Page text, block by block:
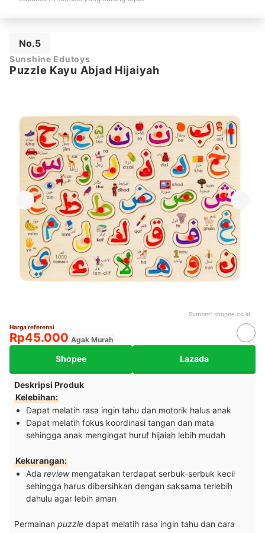
No.5
Sunshine Edutoys
Puzzle Kayu Abjad Hijaiyah
Sumber: shopee.co.id
Harga referensi
Rp45.000 Agak Murah
Shopee Lazada
Deskripsi Produk
Kelebihan:
Dapat melatih rasa ingin tahu dan motorik halus anak
Dapat melatih fokus koordinasi tangan dan mata
sehingga anak mengingat huruf hijaiah lebih mudah
Kekurangan:
Ada reviewmengatakan terdapat serbuk-serbuk kecil
sehingga harus dibersihkan dengan saksama terlebih
dahulu agar lebih aman
Permainan puzzle dapat melatih rasa ingin tahu dan cara